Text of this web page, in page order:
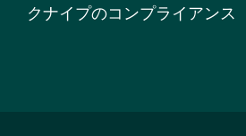
クナイプのコンプライアンス